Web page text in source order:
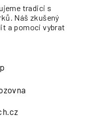
tradici s
Náš zkušený
a pomoci vybrat